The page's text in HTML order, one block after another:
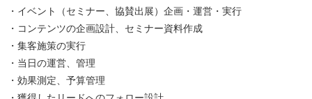
・イベント（セミナー、協賛出展）企画・運営・実行
・コンテンツの企画設計、セミナー資料作成
・集客施策の実行
・当日の運営、管理
・効果測定、予算管理